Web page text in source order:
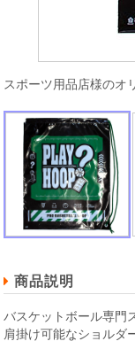
スポーツ用品店様のオ
商品説明
バスケットボール専門
肩掛け可能なショルダ